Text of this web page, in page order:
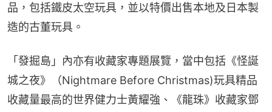
品，包括鐵皮太空玩具，並以特價出售本地及日本製
造的古董玩具。
「發掘島」內亦有收藏家專題展覽，當中包括《怪誕
城之夜》（Nightmare Before Christmas)玩具精品
收藏量最高的世界健力士黃耀強、《龍珠》收藏家鄧